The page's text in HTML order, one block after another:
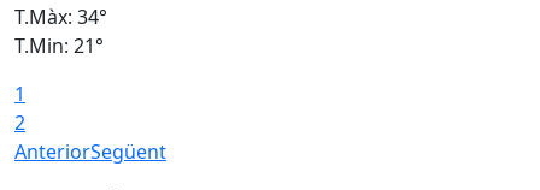
T.Màx: 34°
T.Min: 21°
1
2
AnteriorSegüent